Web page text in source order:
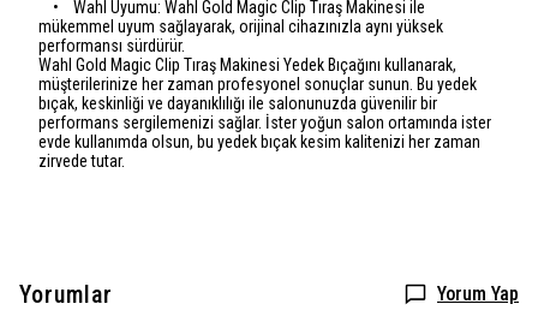
• Wahl Uyumu: Wahl Gold Magic Clip Tıraş Makinesi ile
mükemmel uyum sağlayarak, orijinal cihazınızla aynı yüksek
performansı sürdürür.
Wahl Gold Magic Clip Tıraş Makinesi Yedek Bıçağını kullanarak,
müşterilerinize her zaman profesyonel sonuçlar sunun. Bu yedek
bıçak, keskinliği ve dayanıklılığı ile salonunuzda güvenilir bir
performans sergilemenizi sağlar. İster yoğun salon ortamında ister
evde kullanımda olsun, bu yedek bıçak kesim kalitenizi her zaman
zirvede tutar.
Yorumlar Yorum Yap